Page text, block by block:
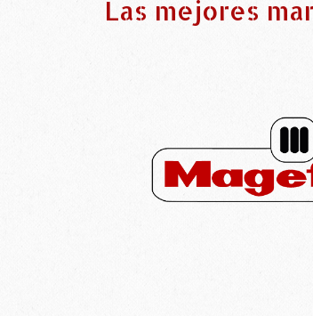
Las mejores